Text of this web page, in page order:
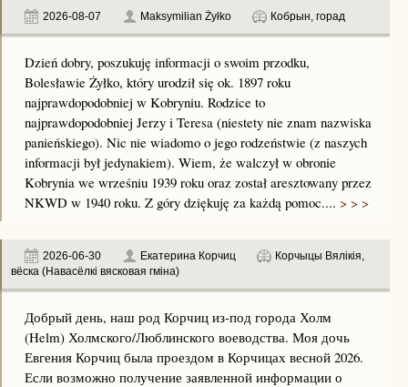
2026-08-07 Maksymilian Żyłko Кобрын, горад
Dzień dobry, poszukuję informacji o swoim przodku,
Bolesławie Żyłko, który urodził się ok. 1897 roku
najprawdopodobniej w Kobryniu. Rodzice to
najprawdopodobniej Jerzy i Teresa (niestety nie znam nazwiska
panieńskiego). Nic nie wiadomo o jego rodzeństwie (z naszych
informacji był jedynakiem). Wiem, że walczył w obronie
Kobrynia we wrześniu 1939 roku oraz został aresztowany przez
NKWD w 1940 roku. Z góry dziękuję za każdą pomoc.... > > >
2026-06-30 Екатерина Корчиц
Корчыцы Вялікія,
вёска (Навасёлкі вясковая гміна)
Добрый день, наш род Корчиц из-под города Холм
(Helm) Холмского/Люблинского воеводства. Моя дочь
Евгения Корчиц была проездом в Корчицах весной 2026.
Если возможно получение заявленной информации о